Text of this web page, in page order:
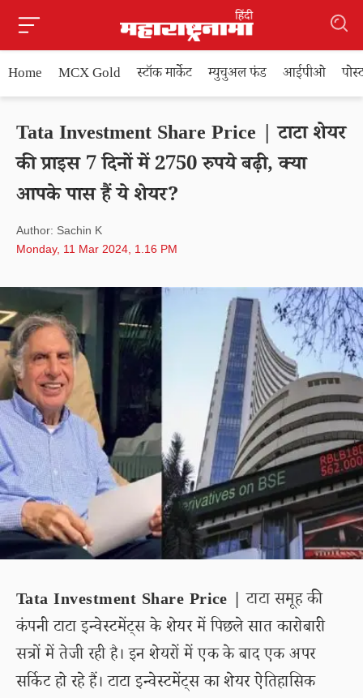
Home MCX Gold स्टॉक मार्केट म्युचुअल फंड आईपीओ
Tata Investment Share Price | टाटा शेयर
की प्राइस 7 दिनों में 2750 रुपये बढ़ी, क्या
आपके पास हैं ये शेयर?
Author: Sachin K
Monday, 11 Mar 2024, 1.16 PM
Tata Investment Share Price | टाटा समूह की
कंपनी टाटा इन्वेस्टमेंट्स के शेयर में पिछले सात कारोबारी
सत्रों में तेजी रही है। इन शेयरों में एक के बाद एक अपर
सर्किट हो रहे हैं। टाटा इन्वेस्टमेंट्स का शेयर ऐतिहासिक